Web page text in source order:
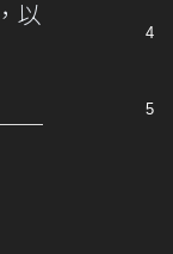
以